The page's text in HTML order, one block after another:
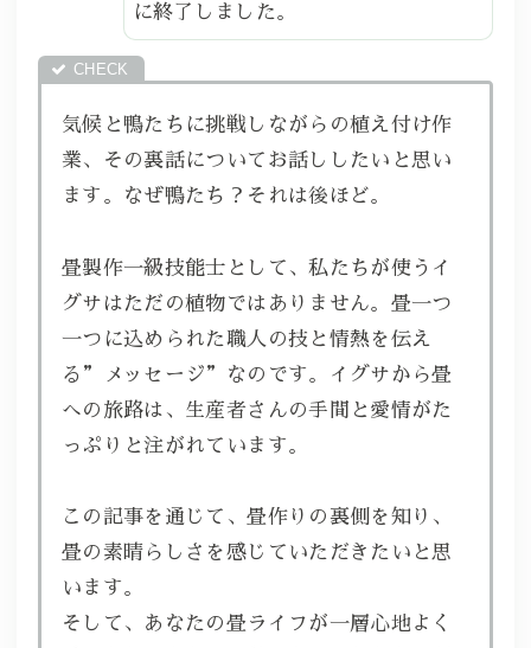
に終了しました。
気候と鴨たちに挑戦しながらの植え付け作
業、その裏話についてお話ししたいと思い
ます。なぜ鴨たち？それは後ほど。
畳製作一級技能士として、私たちが使うイ
グサはただの植物ではありません。畳一つ
一つに込められた職人の技と情熱を伝え
る”メッセージ”なのです。イグサから畳
への旅路は、生産者さんの手間と愛情がた
っぷりと注がれています。
この記事を通じて、畳作りの裏側を知り、
畳の素晴らしさを感じていただきたいと思
います。
そして、あなたの畳ライフが一層心地よく